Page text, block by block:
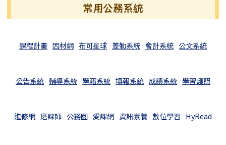
常用公務系統
課程計畫 因材網 布可星球 差勤系統 會計系統 公文系統
公告系統 輔導系統 學籍系統 填報系統 成績系統 學習護照
進修網 磨課師 公務園 愛課網 資訊素養 數位學習 HyRead